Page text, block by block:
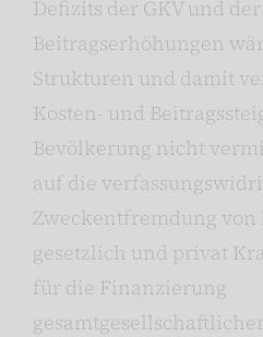
Defizits der GKV und
Beitragserhöhungen
Strukturen und damit
Kosten- und
Bevölkerung nicht
auf die
Zweckentfremdung von
gesetzlich und privat
für die Finanzierung